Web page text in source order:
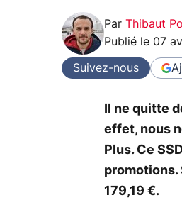
Par Thibaut
Publié le 07
Suivez-nous
Il ne quitte
effet, nous
Plus. Ce
promotions.
179,19 €.